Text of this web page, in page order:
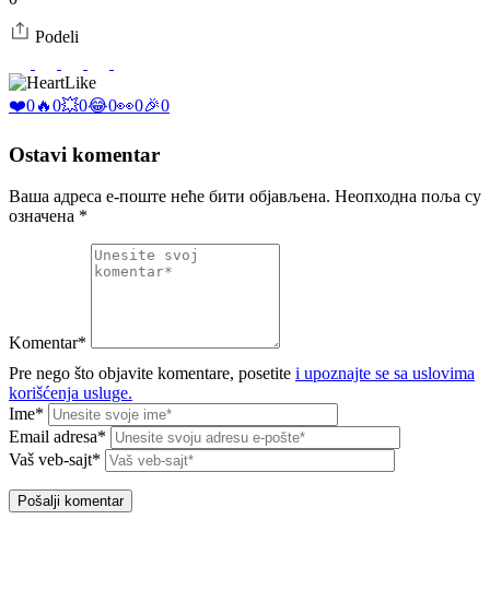
Podeli
Like
❤️0🔥0💥0😂0👀0🎉0
Ostavi komentar
Ваша адреса е-поште неће бити објављена. Неопходна поља су
означена *
Komentar*
Pre nego što objavite komentare, posetite i upoznajte se sa uslovima
korišćenja usluge.
Ime*
Email adresa*
Vaš veb-sajt*